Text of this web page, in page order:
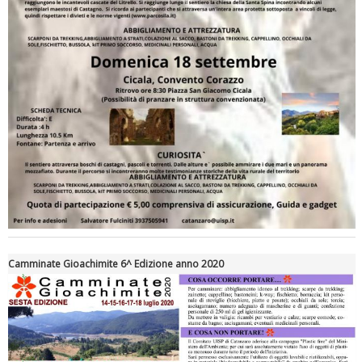
Tiziano Pesce a Radio InBlu2000 traccia il bilancio della stagione
Camminate Gioachimite 6^ Edizione anno 2020